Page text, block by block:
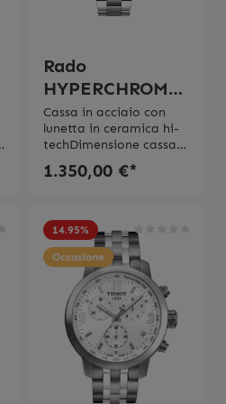
Rado
HYPERCHROME
quarzo nero
Cassa in acciaio con
lunetta in ceramica hi-
techDimensione cassa
44.9 mmMovimento al
quarzoVetro in zaffiro
metri) Swiss Made5 anni
di garanzia
1.350,00 €*
14.95%
Occasione